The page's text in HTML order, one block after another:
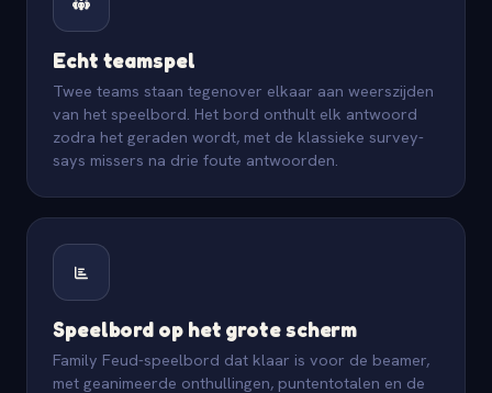
Echt teamspel
Twee teams staan tegenover elkaar aan weerszijden
van het speelbord. Het bord onthult elk antwoord
zodra het geraden wordt, met de klassieke survey-
says missers na drie foute antwoorden.
Speelbord op het grote scherm
Family Feud-speelbord dat klaar is voor de beamer,
met geanimeerde onthullingen, puntentotalen en de